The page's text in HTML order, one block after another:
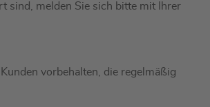
sind, melden Sie sich bitte mit Ihrer
vorbehalten, die regelmäßig